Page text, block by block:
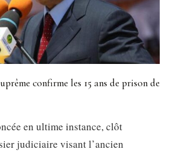
confirme les 15 ans de prison de
en ultime instance, clôt
judiciaire visant l’ancien